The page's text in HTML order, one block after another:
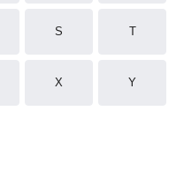
S T
X Y